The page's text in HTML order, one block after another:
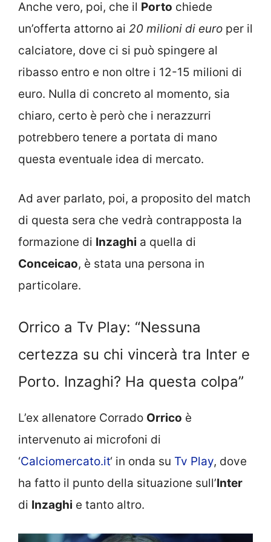
Anche vero, poi, che il Porto chiede
un’offerta attorno ai 20 milioni di euro per il
calciatore, dove ci si può spingere al
ribasso entro e non oltre i 12-15 milioni di
euro. Nulla di concreto al momento, sia
chiaro, certo è però che i nerazzurri
potrebbero tenere a portata di mano
questa eventuale idea di mercato.
Ad aver parlato, poi, a proposito del match
di questa sera che vedrà contrapposta la
formazione di Inzaghi a quella di
Conceicao, è stata una persona in
particolare.
Orrico a Tv Play: “Nessuna
certezza su chi vincerà tra Inter e
Porto. Inzaghi? Ha questa colpa”
L’ex allenatore Corrado Orrico è
intervenuto ai microfoni di
‘Calciomercato.it‘ in onda su Tv Play, dove
ha fatto il punto della situazione sull’Inter
di Inzaghi e tanto altro.